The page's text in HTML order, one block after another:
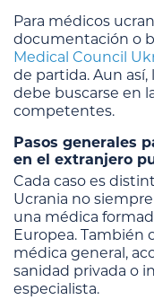
Para médicos
documentación o
Medical Council
de partida. Aun
debe buscarse en
competentes.
Pasos generales
en el extranjero
Cada caso es
Ucrania no
una médica
Europea. También
médica general,
sanidad privada o
especialista.